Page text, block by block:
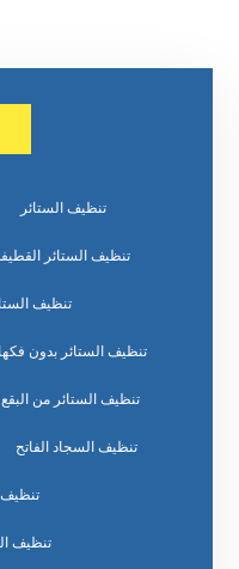
تنظيف الستائر
تنظيف الستائر
تنظيف
تنظيف الستائر بدون فكها
تنظيف الستائر من البقع
تنظيف السجاد الفاتح
تنظيف
تنظيف